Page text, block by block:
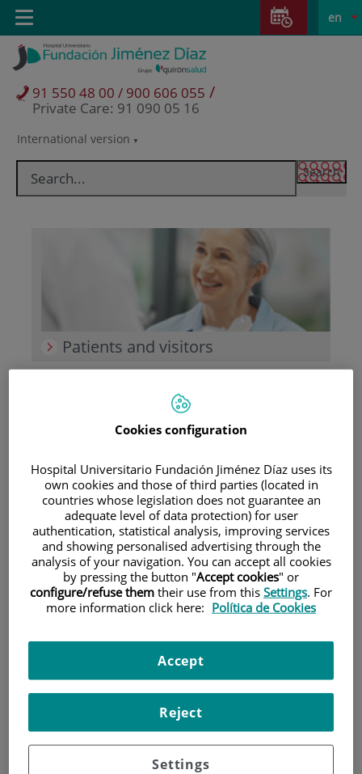
Jump to content
Jump
content
Language
selector
Active
en
International version
91 550 48 00 / 900 606 055 /
Private Care: 91 090 05 16
Toggle
navigation
Patients and visitors
Research
Teléfono de atención al usuario
900 301 013
Cookies configuration
Hospital Universitario Fundación Jiménez Díaz uses its
own cookies and those of third parties (located in
countries whose legislation does not guarantee an
adequate level of data protection) for user
authentication, statistical analysis, improving services
and showing personalised advertising through the
analysis of your navigation. You can accept all cookies
by pressing the button "Accept cookies" or
configure/refuse them their use from this Settings. For
more information click here: Política de Cookies
Settings
Reject
Accept